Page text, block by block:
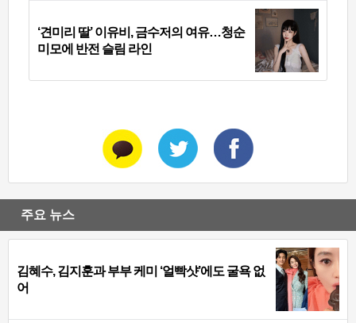
‘견미리 딸’ 이유비, 금수저의 여유…청순
미모에 반전 슬림 라인
주요 뉴스
김혜수, 김지훈과 부부 케미 ‘얼빡샷’에도 굴욕 없
어